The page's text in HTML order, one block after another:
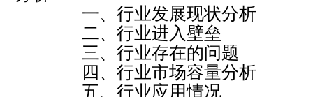
一、行业发展现状分析
二、行业进入壁垒
三、行业存在的问题
四、行业市场容量分析
五、行业应用情况